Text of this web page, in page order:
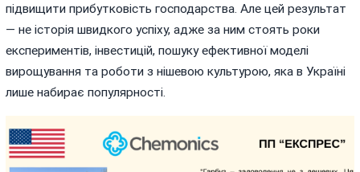
підвищити прибутковість господарства. Але цей результат
— не історія швидкого успіху, адже за ним стоять роки
експериментів, інвестицій, пошуку ефективної моделі
вирощування та роботи з нішевою культурою, яка в Україні
лише набирає популярності.